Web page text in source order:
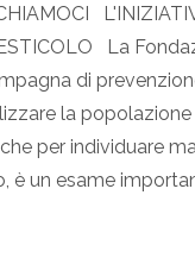
La
di
la
per individuare
è un esame